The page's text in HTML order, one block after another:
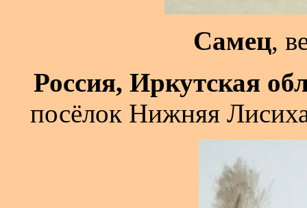
Самец,
Россия, Иркутская
посёлок Нижняя